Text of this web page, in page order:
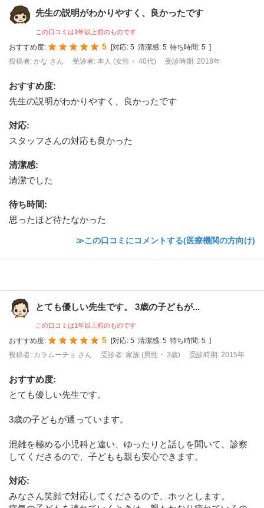
先生の説明がわかりやすく、良かったです
この口コミは1年以上前のものです
おすすめ度: 5 [対応: 5 清潔感: 5 待ち時間: 5 ]
投稿者: かな さん
受診者: 本人 (女性・ 40代) 受診時期: 2018年
おすすめ度:
先生の説明がわかりやすく、良かったです
対応:
スタッフさんの対応も良かった
清潔感:
清潔でした
待ち時間:
思ったほど待たなかった
≫この口コミにコメントする(医療機関の方向け)
とても優しい先生です。 3歳の子どもが...
この口コミは1年以上前のものです
おすすめ度: 5 対応: 5 清潔感: 5 待ち時間: 5
投稿者: カラムーチョ さん
受診者: 家族 (男性・ 3歳) 受診時期: 2015年
おすすめ度:
とても優しい先生です。
3歳の子どもが通っています。
混雑を極める小児科と違い、ゆったりと話しを聞いて、診察
してくださるので、子どもも親も安心できます。
対応:
みなさん笑顔で対応してくださるので、ホッとします。